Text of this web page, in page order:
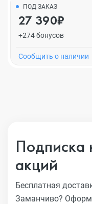
ПОД ЗАКАЗ
27 390₽
+274 бонусов
Cообщить о наличии
Подписка
акций
Бесплатная
Заманчиво?